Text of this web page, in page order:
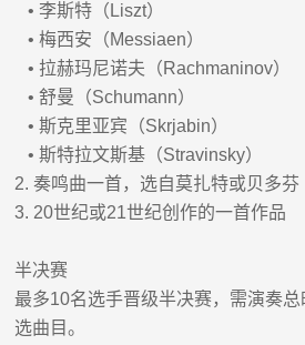
• 李斯特（ Liszt）
•梅西安（Messiaen）
• 拉赫玛尼诺夫（Rachmaninov）
•舒曼（Schumann）
•斯克里亚宾（Skrjabin）
•斯特拉文斯基（Stravinsky）
2.奏鸣曲一首，选自莫扎特或贝多芬
3. 20世纪或21世纪创作的一首作品
半决赛
最多10名选手晋级半决赛，需演奏
选曲目。